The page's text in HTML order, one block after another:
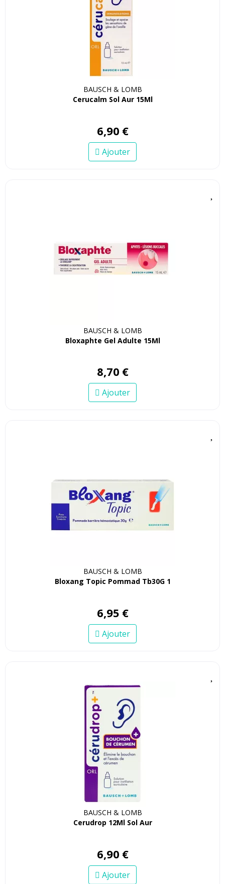
BAUSCH & LOMB
Cerucalm Sol Aur 15Ml
6,90 €
Ajouter
BAUSCH & LOMB
Bloxaphte Gel Adulte 15Ml
8,70 €
Ajouter
BAUSCH & LOMB
Bloxang Topic Pommad Tb30G 1
6,95 €
Ajouter
BAUSCH & LOMB
Cerudrop 12Ml Sol Aur
6,90 €
Ajouter